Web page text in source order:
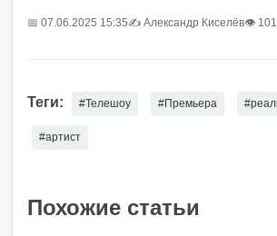
📅 07.06.2025 15:35✍️ Александр Киселёв👁
Теги: #Телешоу #Премьера
#артист
Похожие статьи